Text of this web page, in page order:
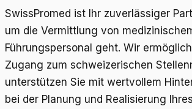
SwissPromed ist Ihr zuverlässiger
um die Vermittlung von
Führungspersonal geht. Wir
Zugang zum schweizerischen
unterstützen Sie mit wertvollem
bei der Planung und Realisierung